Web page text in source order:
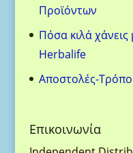
Προϊόντων
Πόσα κιλά
Herbalife
Aποστολές-
Eπικοινωνία